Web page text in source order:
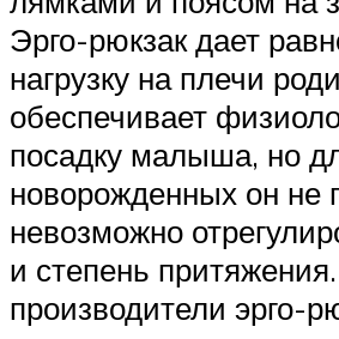
Эрго-рюкзак дает
нагрузку на плечи
обеспечивает
посадку малыша, но
новорожденных он не
невозможно
и степень
производители эрго-